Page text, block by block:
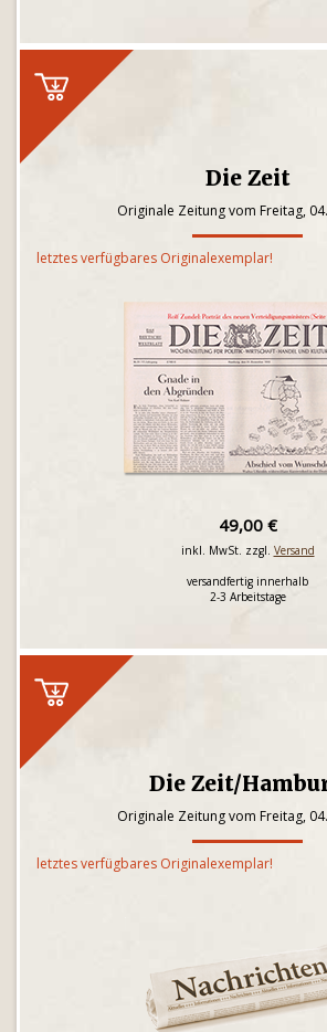
Die Zeit
Originale Zeitung vom Freitag,
letztes verfügbares Originalexemplar!
49,00 €
inkl. MwSt. zzgl. Versand
versandfertig innerhalb
2-3 Arbeitstage
Die Zeit/
Originale Zeitung vom Freitag,
letztes verfügbares Originalexemplar!